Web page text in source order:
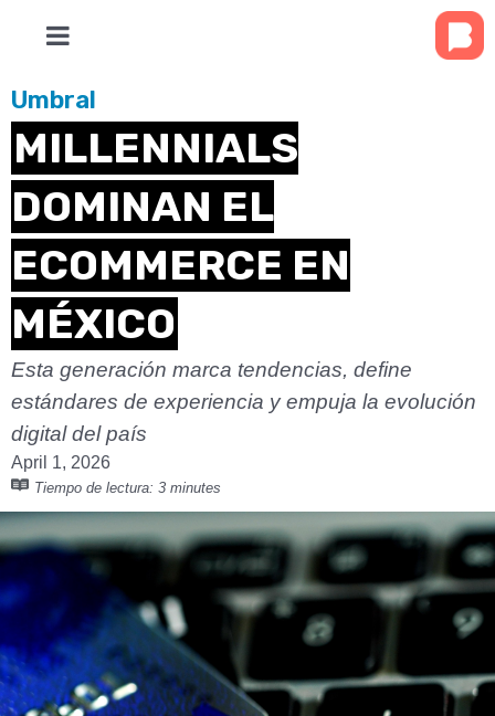
Umbral
MILLENNIALS
DOMINAN EL
ECOMMERCE EN
MÉXICO
Esta generación marca tendencias, define
estándares de experiencia y empuja la evolución
digital del país
April 1, 2026
Tiempo de lectura: 3 minutes